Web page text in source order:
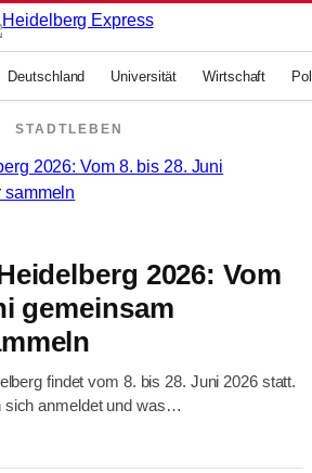
Deutschland Universität Wirtschaft
STADTLEBEN
2026: Vom
gemeinsam
findet vom 8. bis 28. Juni 2026 statt.
sich anmeldet und was…